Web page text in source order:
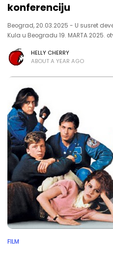
konferenciju
Beograd, 20.03.2025 - U susret
Kula u Beogradu 19. MARTA 2025.
HELLY CHERRY
ABOUT A YEAR AGO
FILM